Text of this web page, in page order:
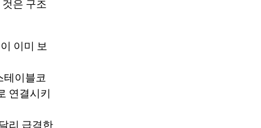
은 구조
이미 보
테이블코
연결시키
리 급격한